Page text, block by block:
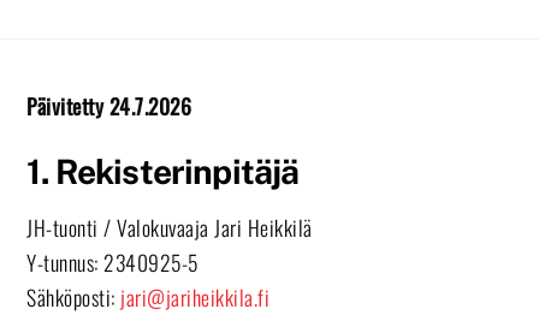
Päivitetty 24.7.2026
1. Rekisterinpitäjä
JH-tuonti / Valokuvaaja Jari Heikkilä
Y-tunnus: 2340925-5
Sähköposti: jari@jariheikkila.fi